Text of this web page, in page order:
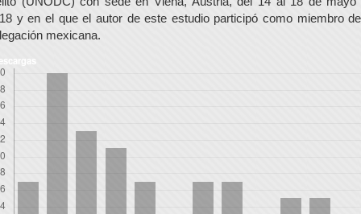
y en el que el autor de este estudio participó como miembro
mexicana.